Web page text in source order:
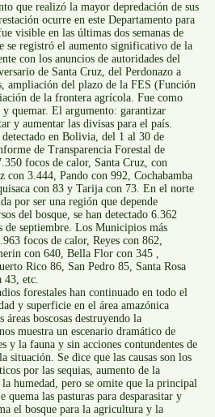
que realizó la mayor depredación de sus
ocurre en este Departamento para
visible en las últimas dos semanas de
se registró el aumento significativo de la
con los anuncios de autoridades del
de Santa Cruz, del Perdonazo a
ampliación del plazo de la FES (Función
de la frontera agrícola. Fue como
quemar. El argumento: garantizar
y aumentar las divisas para el país.
en Bolivia, del 1 al 30 de
de Transparencia Forestal de
focos de calor, Santa Cruz, con
con 3.444, Pando con 992, Cochabamba
con 83 y Tarija con 73. En el norte
por ser una región que depende
del bosque, se han detectado 6.362
de septiembre. Los Municipios más
focos de calor, Reyes con 862,
con 640, Bella Flor con 345 ,
Rico 86, San Pedro 85, Santa Rosa
43, etc.
forestales han continuado en todo el
y superficie en el área amazónica
áreas boscosas destruyendo la
muestra un escenario dramático de
y la fauna y sin acciones contundentes de
situación. Se dice que las causas son los
por las sequias, aumento de la
humedad, pero se omite que la principal
quema las pasturas para desparasitar y
el bosque para la agricultura y la